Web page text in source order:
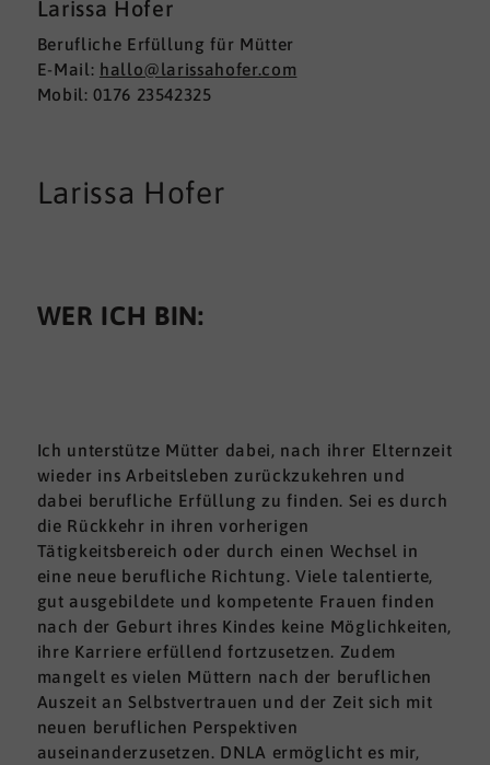
Larissa Hofer
Berufliche Erfüllung für Mütter
E-Mail: hallo@larissahofer.com
Mobil: 0176 23542325
Larissa Hofer
WER ICH BIN:
Ich unterstütze Mütter dabei, nach ihrer Elternzeit
wieder ins Arbeitsleben zurückzukehren und
dabei berufliche Erfüllung zu finden. Sei es durch
die Rückkehr in ihren vorherigen
Tätigkeitsbereich oder durch einen Wechsel in
eine neue berufliche Richtung. Viele talentierte,
gut ausgebildete und kompetente Frauen finden
nach der Geburt ihres Kindes keine Möglichkeiten,
ihre Karriere erfüllend fortzusetzen. Zudem
mangelt es vielen Müttern nach der beruflichen
Auszeit an Selbstvertrauen und der Zeit sich mit
neuen beruflichen Perspektiven
auseinanderzusetzen. DNLA ermöglicht es mir,